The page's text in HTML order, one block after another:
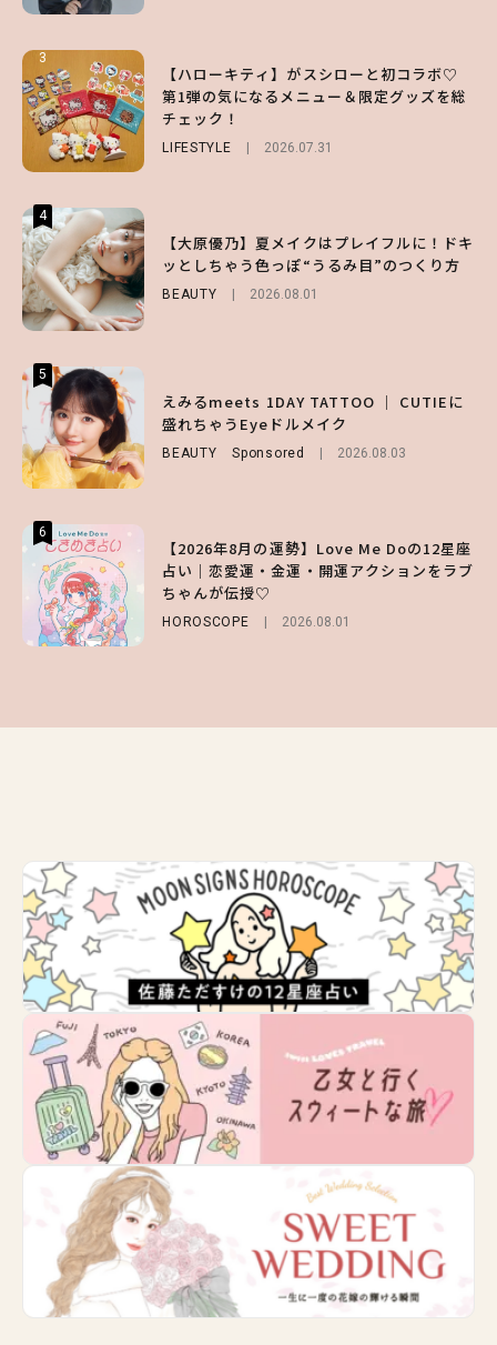
3
【ハローキティ】がスシローと初コラボ♡
第1弾の気になるメニュー＆限定グッズを総
チェック！
LIFESTYLE 2026.07.31
4
【大原優乃】夏メイクはプレイフルに！ドキ
ッとしちゃう色っぽ“うるみ目”のつくり方
BEAUTY 2026.08.01
5
えみるmeets 1DAY TATTOO ｜ CUTIEに
盛れちゃうEyeドルメイク
BEAUTY Sponsored 2026.08.03
6
【2026年8月の運勢】Love Me Doの12星座
占い｜恋愛運・金運・開運アクションをラブ
ちゃんが伝授♡
HOROSCOPE 2026.08.01
3
【スタバ】約160通りのカスタマイズができ
る⁉ 39店舗限定『My フルーツ³ フラペチー
ノ®』を徹底レポ♡
LIFESTYLE 2026.07.30
4
【大原優乃】夏メイクはプレイフルに！ドキ
ッとしちゃう色っぽ“うるみ目”のつくり方
BEAUTY 2026.08.01
5
【SNIDEL】長濱ねるとロマンティックトラ
ッドな秋はじめ｜2026秋の新作コーデ4選
FASHION Sponsored 2026.07.10
6
【森香澄】理想のスタイルはどう作る？体型
キープの秘訣や夏の過ごし方など独占インタ
ビュー！
ENTERTAINMENT 2026.07.31
3
【谷まりあ】夏は“シアースカート”でさり
げなく肌見せ！透け感のニュアンスを楽しめ
るマストハブアイテム4選
FASHION 2026.07.19
4
【夏ヘアのくずれ・うねりに】ヘアメイク夢
月直伝♡ ドライシャンプー「バティスト」
を使ったプロ級スタイリング3選
Sponsored
5
第1弾の気になるメニュー＆限定グッズを総
チェック！
2026.07.31
6
【GU】夏の“主役級”アイテム決定！ヘルシ
ー＆可愛すぎる「大人の肌見せ」トップス3
選
FASHION 2026.07.19